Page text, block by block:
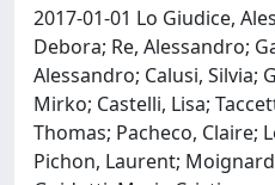
2017-01-01 Lo Giudice,
Debora; Re, Alessandro;
Alessandro; Calusi, Silvia;
Mirko; Castelli, Lisa;
Thomas; Pacheco, Claire;
Pichon, Laurent;